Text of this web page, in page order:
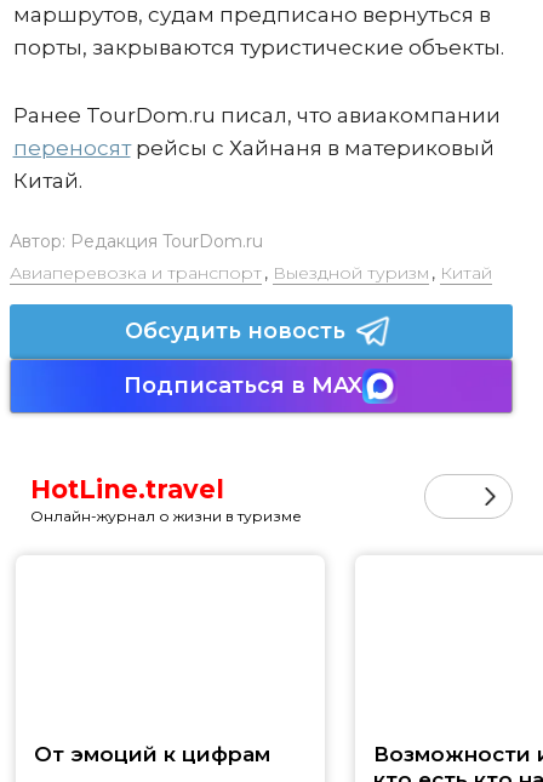
маршрутов, судам предписано вернуться в
порты, закрываются туристические объекты.
Ранее TourDom.ru писал, что авиакомпании
переносятрейсы с Хайнаня в материковый
Китай.
Автор: Редакция TourDom.ru
Авиаперевозка и транспорт, Выездной туризм , Китай
Обсудить новость
Подписаться в MAX
HotLine.travel
Онлайн-журнал о жизни в туризме
От эмоций к цифрам
Возможности